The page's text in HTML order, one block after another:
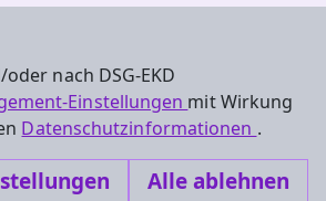
nach DSG-EKD
Einstellungen mit Wirkung
Datenschutzinformationen .
Alle ablehnen
88 27